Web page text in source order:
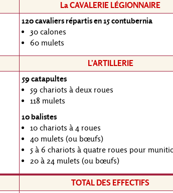
La CAVALERIE LÉGIONNAIRE
120 cavaliers répartis en 15 contubernia
30 calones
60 mulets
L’ARTILLERIE
59 catapultes
59 chariots à deux roues
118 mulets
10 balistes
10 chariots à 4 roues
40 mulets (ou bœufs)
5 à 6 chariots à quatre roues pour
20 à 24 mulets (ou bœufs)
TOTAL DES EFFECTIFS